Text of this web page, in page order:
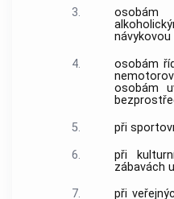
3.
návykovou
4.
osobám
osobám
5.
při
6.
při
zábavách
7.
při